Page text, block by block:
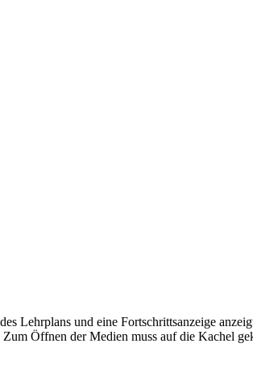
Lehrplans und eine Fortschrittsanzeige
Öffnen der Medien muss auf die Kachel